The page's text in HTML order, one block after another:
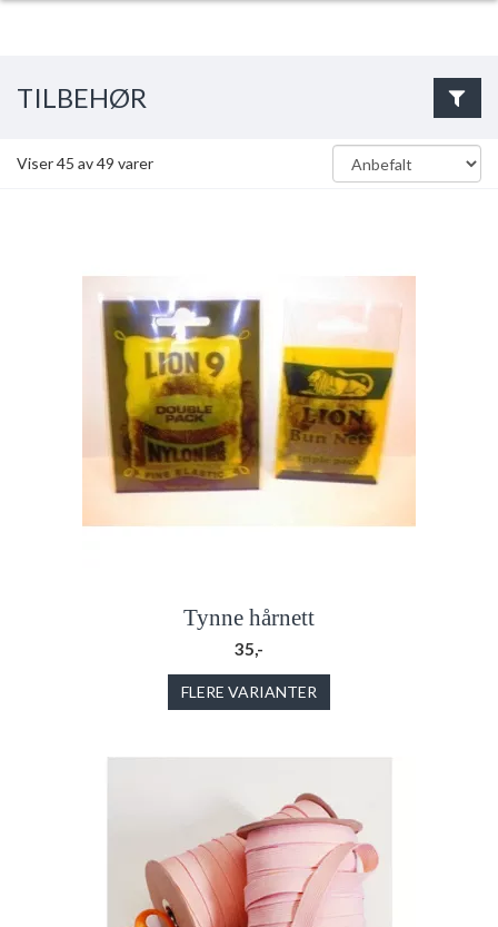
TILBEHØR
Viser45 av49 varer
Tynne hårnett
35,-
FLERE VARIANTER